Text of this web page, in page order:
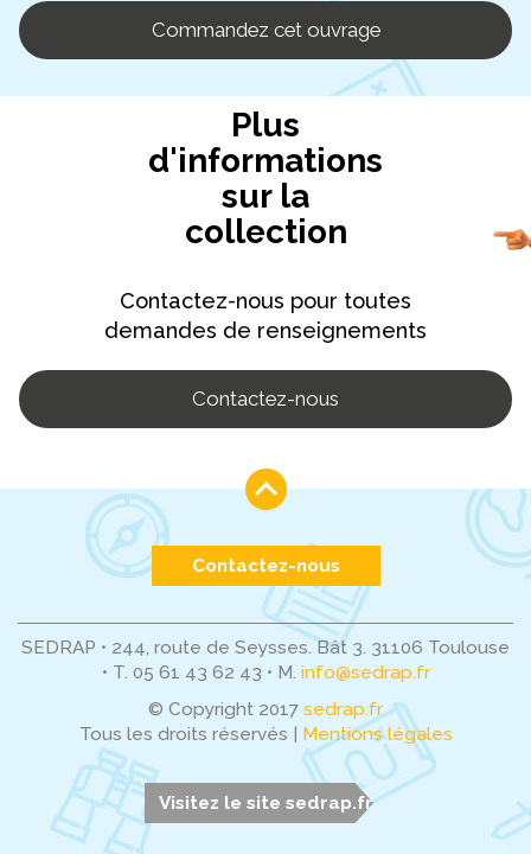
Commandez cet ouvrage
Plus
d'informations
sur la
collection
Contactez-nous pour toutes
demandes de renseignements
Contactez-nous
Contactez-nous
SEDRAP • 244, route de Seysses. Bât 3. 31106 Toulouse
• T. 05 61 43 62 43 • M. info@sedrap.fr
© Copyright 2017 sedrap.fr
Tous les droits réservés | Mentions légales
Visitez le site sedrap.fr